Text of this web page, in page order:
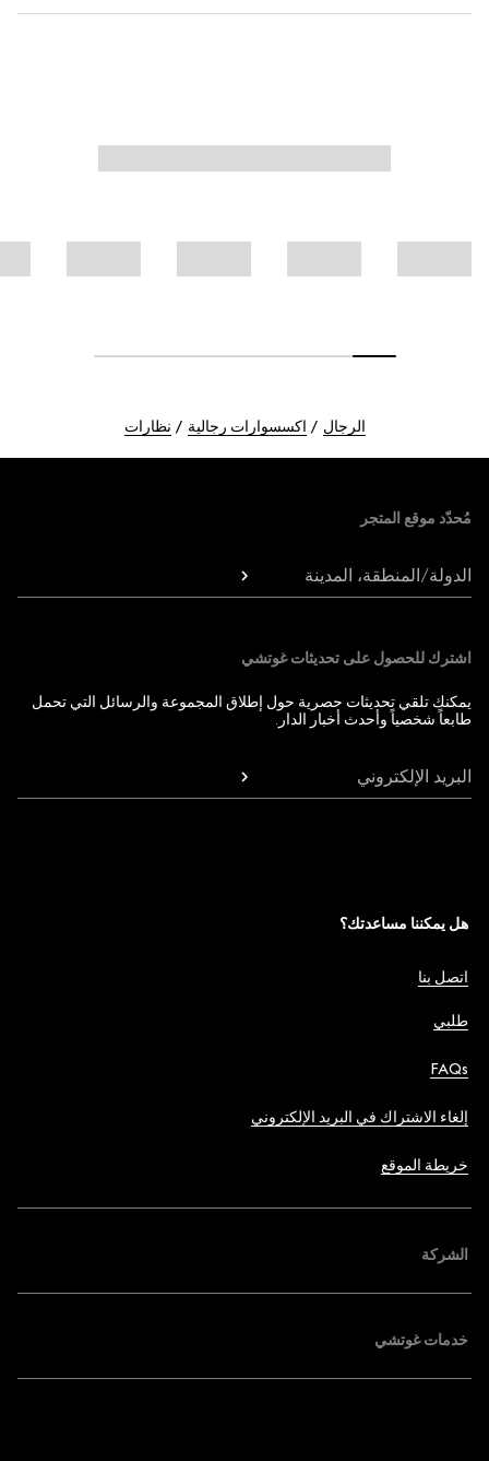
الرجال اكسسوارات رجالية نظارات
مُحدّد موقع المتجر
الدولة/المنطقة، المدينة
اشترك للحصول على تحديثات غوتشي
يمكنك تلقي تحديثات حصرية حول إطلاق المجموعة والرسائل التي تحمل
طابعاً شخصياً وأحدث أخبار الدار.
البريد الإلكتروني
هل يمكننا مساعدتك؟
اتصل بنا
طلبي
FAQs
إلغاء الاشتراك في البريد الإلكتروني
خريطة الموقع
الشركة
خدمات غوتشي